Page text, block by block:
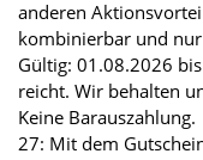
anderen
kombinierbar und
Gültig: 01.08.2026
reicht. Wir behalten
Keine Barauszahlung.
27: Mit dem